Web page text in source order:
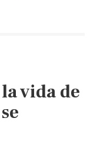
se
vida de